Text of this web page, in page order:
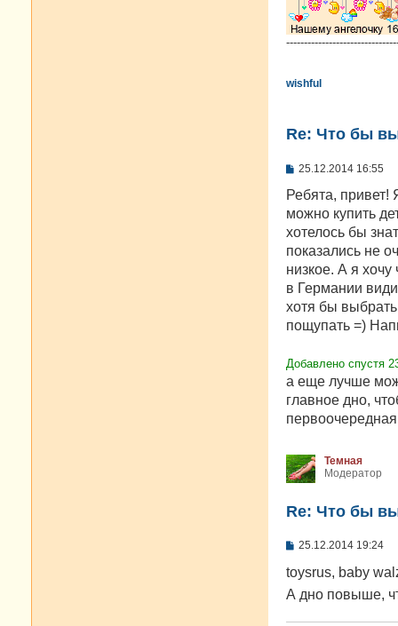
wishful
Re: Что бы
С
о
щ
е
и
е
25.12.2014 16:55
Ребята, привет!
можно купить
хотелось бы
показались не
низкое. А я
в Германии
хотя бы
пощупать =)
Добавлено спустя
а еще лучше
главное дно,
Темная
Модератор
Re: Что бы
С
о
б
щ
н
25.12.2014 19:24
toysrus, baby
А дно повыше,